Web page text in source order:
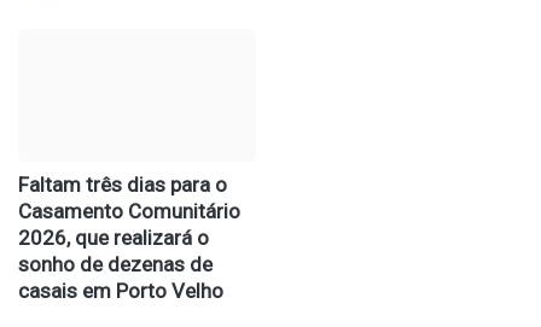
Faltam três dias para o
Casamento Comunitário
2026, que realizará o
sonho de dezenas de
casais em Porto Velho